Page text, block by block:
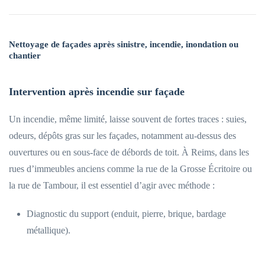
Nettoyage de façades après sinistre, incendie, inondation ou
chantier
Intervention après incendie sur façade
Un incendie, même limité, laisse souvent de fortes traces : suies,
odeurs, dépôts gras sur les façades, notamment au-dessus des
ouvertures ou en sous-face de débords de toit. À Reims, dans les
rues d’immeubles anciens comme la rue de la Grosse Écritoire ou
la rue de Tambour, il est essentiel d’agir avec méthode :
Diagnostic du support (enduit, pierre, brique, bardage
métallique).